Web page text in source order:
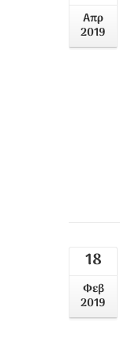
Απρ
2019
18
Φεβ
2019